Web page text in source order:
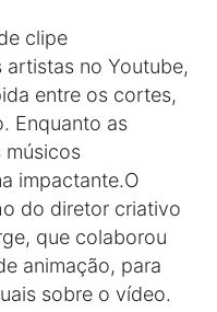
clipe
no Youtube,
entre os cortes,
Enquanto as
músicos
impactante.O
do diretor criativo
que colaborou
animação, para
sobre o vídeo.